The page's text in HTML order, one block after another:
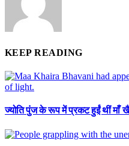
KEEP READING
ज्योति पुंज के रूप में प्रकट हुईं थीं माँ